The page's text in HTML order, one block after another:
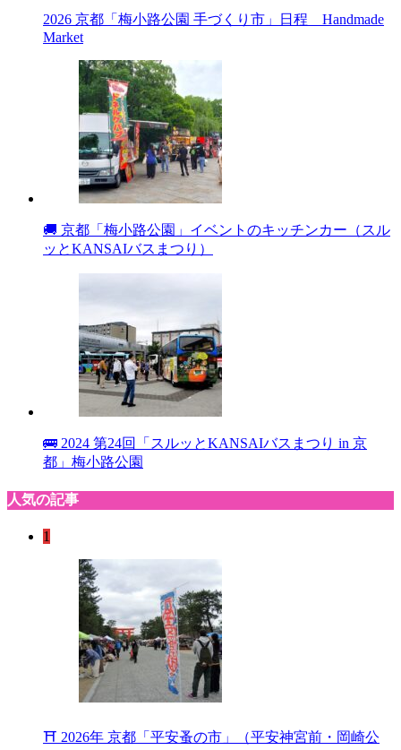
2026 京都「梅小路公園 手づくり市」日程 Handmade
Market
🚚 京都「梅小路公園」イベントのキッチンカー（スル
ッとKANSAIバスまつり）
🚌 2024 第24回「スルッとKANSAIバスまつり in 京
都」梅小路公園
人気の記事
1
⛩ 2026年 京都「平安蚤の市」（平安神宮前・岡崎公